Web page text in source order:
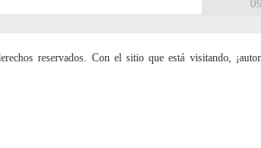
reservados. Con el sitio que está visitando,